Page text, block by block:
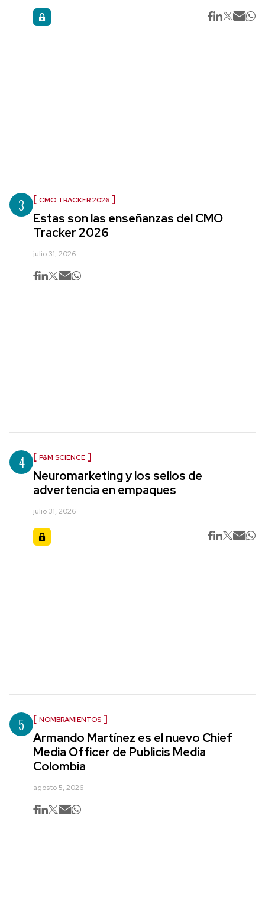
3 CMO TRACKER 2026
Estas son las enseñanzas del CMO
Tracker 2026
julio 31, 2026
4 P&M SCIENCE
Neuromarketing y los sellos de
advertencia en empaques
julio 31, 2026
5 NOMBRAMIENTOS
Armando Martínez es el nuevo Chief
Media Officer de Publicis Media
Colombia
agosto 5, 2026